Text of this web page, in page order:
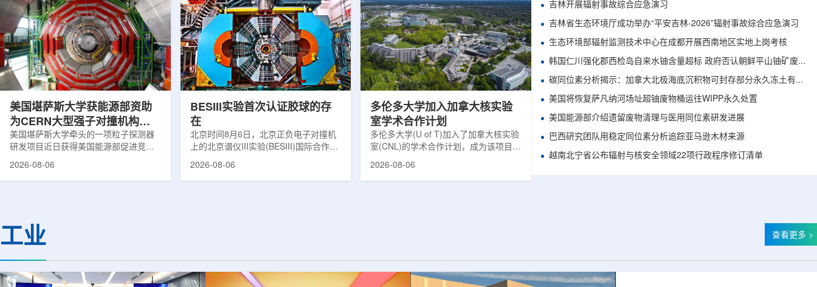
热正成为限制性能提升的重要因素。传
统热流测量方法在面对真实电子器件的
多层结构时存在局限，例如常用的时域
热反射法难以区分不同材料层中的热传
输情况，红外成像等方法也难以在微小
尺度上捕捉快速变化。为解决这一问
题...
膨胀和宇宙结构演化。为了实现DES，
费米实验室制造了一台极其灵敏的5.7亿
像素数字相机DECam，并将其安装在位
于智利安第斯山脉的美国国家科学基金
会托洛洛山美洲际天文台的布兰科4米望
远镜上。(图片由Reidar Hahn/费米国家
加速...
化图，这是一个基于物理学原理的人工
智能框架，它整合了实验数据、模拟和
高性能计算，用于预测微小缺陷如何影
响微电子器件的性能和寿命。(图片由
ChatGPT 提供。)微电子器件广泛用于
智能手机、笔记本电脑、安全通信和人
工...
美国堪萨斯大学获能源部资助
为CERN大型强子对撞机构建
新一代探测器
美国堪萨斯大学牵头的一项粒子探测器
研发项目近日获得美国能源部促进竞争
性研究的既定计划(DOE EPSCoR)资
萨斯大学物理与天文系教授迈克尔·默里
和堪萨斯大学杰出教授克里斯托夫·罗永
2026-08-06
BESIII实验首次认证胶球的存
在
北京时间8月6日，北京正负电子对撞机
上的北京谱仪III实验(BESIII)国际合作组
在巴西举行的国际高能物理大会(ICHEP
互...
2026-08-06
多伦多大学加入加拿大核实验
室学术合作计划
多伦多大学(U of T)加入了加拿大核实验
室(CNL)的学术合作计划，成为该项目中
的第十家参与机构。这项举措旨在加强
2026-08-06
吉林开展辐射事故综合应急演习
吉林省生态环境厅成功举办“平安吉林-2026”辐射事故综合应急演习
生态环境部辐射监测技术中心在成都开展西南地区实地上岗考核
韩国仁川强化郡西检岛自来水铀含量超标 政府否认朝鲜平山铀矿废水影响
碳同位素分析揭示：加拿大北极海底沉积物可封存部分永久冻土有机碳
美国将恢复萨凡纳河场址超铀废物桶运往WIPP永久处置
美国能源部介绍遗留废物清理与医用同位素研发进展
巴西研究团队用稳定同位素分析追踪亚马逊木材来源
越南北宁省公布辐射与核安全领域22项行政程序修订清单
工业 查看更多 >